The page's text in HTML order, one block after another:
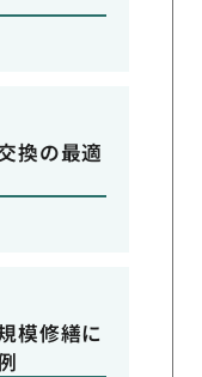
換の最適
模修繕に